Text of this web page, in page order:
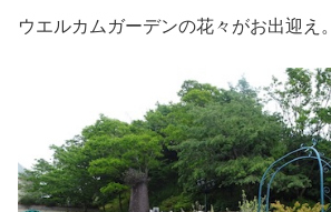
ウエルカムガーデンの花々がお出迎え。